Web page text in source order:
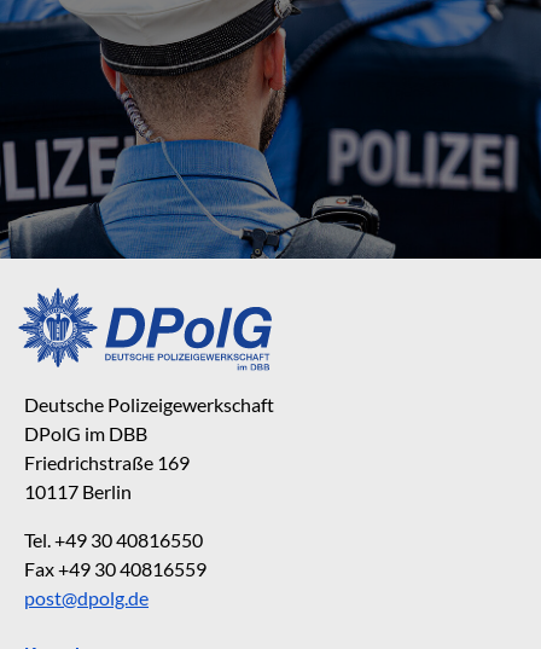
Deutsche Polizeigewerkschaft
DPolG im DBB
Friedrichstraße 169
10117 Berlin
Tel. +49 30 40816550
Fax +49 30 40816559
post@dpolg.de